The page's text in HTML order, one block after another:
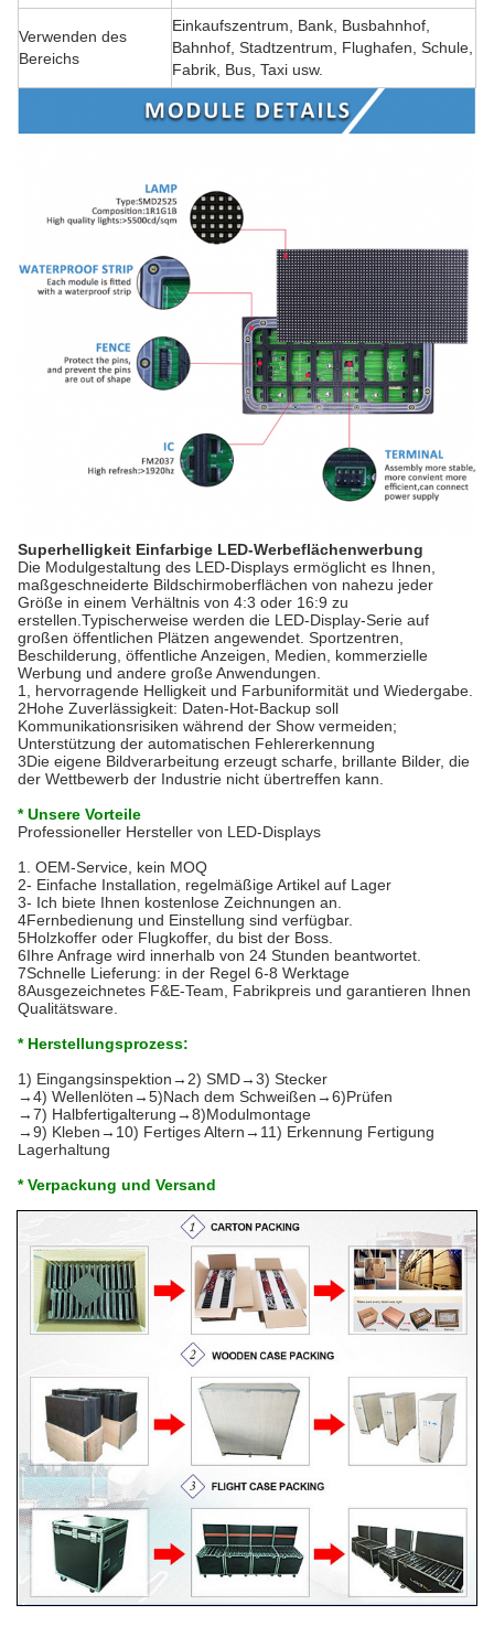
Verwenden des
Bereichs
Einkaufszentrum, Bank, Busbahnhof,
Bahnhof, Stadtzentrum, Flughafen, Schule,
Fabrik, Bus, Taxi usw.
Superhelligkeit Einfarbige LED-Werbeflächenwerbung
Die Modulgestaltung des LED-Displays ermöglicht es Ihnen,
maßgeschneiderte Bildschirmoberflächen von nahezu jeder
Größe in einem Verhältnis von 4:3 oder 16:9 zu
erstellen.Typischerweise werden die LED-Display-Serie auf
großen öffentlichen Plätzen angewendet. Sportzentren,
Beschilderung, öffentliche Anzeigen, Medien, kommerzielle
Werbung und andere große Anwendungen.
1, hervorragende Helligkeit und Farbuniformität und Wiedergabe.
2Hohe Zuverlässigkeit: Daten-Hot-Backup soll
Kommunikationsrisiken während der Show vermeiden;
Unterstützung der automatischen Fehlererkennung
3Die eigene Bildverarbeitung erzeugt scharfe, brillante Bilder, die
der Wettbewerb der Industrie nicht übertreffen kann.
* Unsere Vorteile
Professioneller Hersteller von LED-Displays
1. OEM-Service, kein MOQ
2- Einfache Installation, regelmäßige Artikel auf Lager
3- Ich biete Ihnen kostenlose Zeichnungen an.
4Fernbedienung und Einstellung sind verfügbar.
5Holzkoffer oder Flugkoffer, du bist der Boss.
6Ihre Anfrage wird innerhalb von 24 Stunden beantwortet.
7Schnelle Lieferung: in der Regel 6-8 Werktage
8Ausgezeichnetes F&E-Team, Fabrikpreis und garantieren Ihnen
Qualitätsware.
* Herstellungsprozess:
1) Eingangsinspektion→2) SMD→3) Stecker
→4) Wellenlöten→5)Nach dem Schweißen→6)Prüfen
→7) Halbfertigalterung→8)Modulmontage
→9) Kleben→10) Fertiges Altern→11) Erkennung Fertigung
Lagerhaltung
* Verpackung und Versand